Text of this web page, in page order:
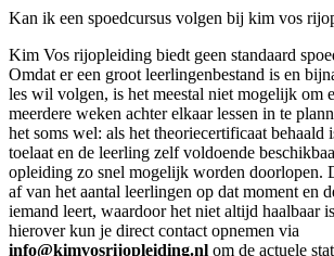
Kan ik een spoedcursus volgen bij kim vos
Kim Vos rijopleiding biedt geen standaard
Omdat er een groot leerlingenbestand is en
les wil volgen, is het meestal niet mogelijk om
meerdere weken achter elkaar lessen in te
het soms wel: als het theoriecertificaat behaald
toelaat en de leerling zelf voldoende
opleiding zo snel mogelijk worden doorlopen.
af van het aantal leerlingen op dat moment en
iemand leert, waardoor het niet altijd haalbaar
hierover kun je direct contact opnemen via
info@kimvosrijopleiding.nl om de actuele